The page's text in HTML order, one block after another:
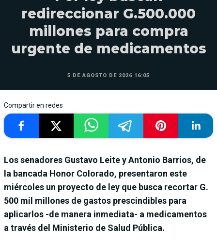
redireccionar G.500.000
millones para compra
urgente de medicamentos
5 DE AGOSTO DE 2026 16:05
Compartir en redes
Los senadores Gustavo Leite y Antonio Barrios, de
la bancada Honor Colorado, presentaron este
miércoles un proyecto de ley que busca recortar G.
500 mil millones de gastos prescindibles para
aplicarlos -de manera inmediata- a medicamentos
a través del Ministerio de Salud Pública.